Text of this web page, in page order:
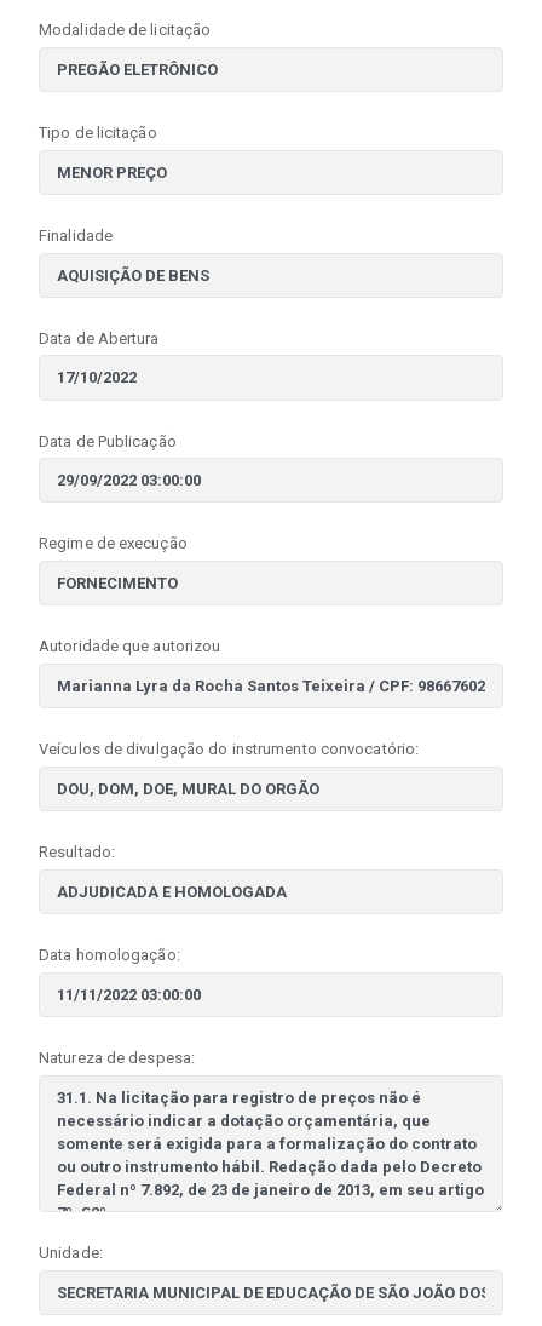
Modalidade de licitação
Tipo de licitação
Finalidade
Data de Abertura
Data de Publicação
Regime de execução
Autoridade que autorizou
Veículos de divulgação do instrumento convocatório:
Resultado:
Data homologação:
Natureza de despesa:
Unidade: